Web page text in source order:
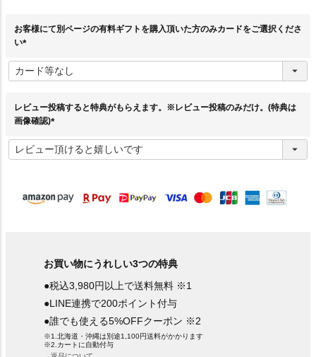
お客様にて別ページの有料ギフトを購入頂いた方のみカードをご選択くださ
い
必
須
レビュー投稿すると特典がもらえます。※レビュー投稿のみだけ。(特典は
画像確認)
必
須
お買い物にうれしい3つの特典
●税込3,980円以上で送料無料 ※1
●LINE連携で200ポイント付与
●誰でも使える5%OFFクーポン ※2
※1.北海道・沖縄は別途1,100円送料がかかります
※2.カートに自動付与